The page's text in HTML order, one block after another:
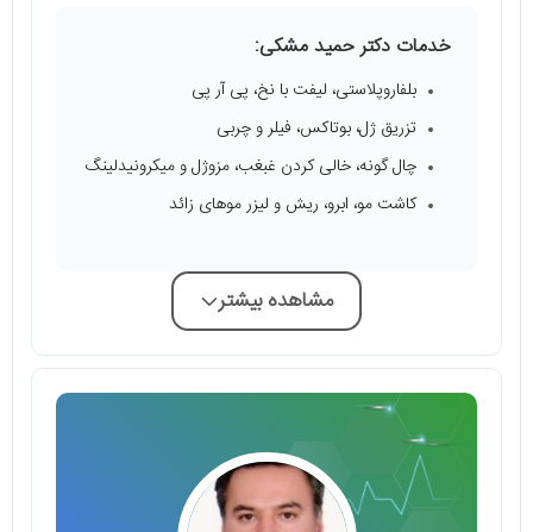
خدمات دکتر حمید مشکی:
بلفاروپلاستی، لیفت با نخ، پی آر پی
تزریق ژل، بوتاکس، فیلر و چربی
چال گونه، خالی کردن غبغب، مزوژل و میکرونیدلینگ
کاشت مو، ابرو، ریش و لیزر موهای زائد
مشاهده بیشتر